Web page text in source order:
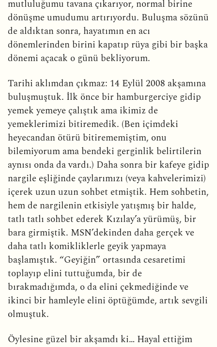
mutluluğumu tavana çıkarıyor, normal birine
dönüşme umudumu artırıyordu. Buluşma sözünü
de aldıktan sonra, hayatımın en acı
dönemlerinden birini kapatıp rüya gibi bir başka
dönemi açacak o günü bekliyorum.
Tarihi aklımdan çıkmaz: 14 Eylül 2008 akşamına
buluşmuştuk. İlk önce bir hamburgerciye gidip
yemek yemeye çalıştık ama ikimiz de
yemeklerimizi bitiremedik. (Ben içimdeki
heyecandan ötürü bitirememiştim, onu
bilemiyorum ama bendeki gerginlik belirtilerin
aynısı onda da vardı.) Daha sonra bir kafeye gidip
nargile eşliğinde çaylarımızı (veya kahvelerimizi)
içerek uzun uzun sohbet etmiştik. Hem sohbetin,
hem de nargilenin etkisiyle yatışmış bir halde,
tatlı tatlı sohbet ederek Kızılay’a yürümüş, bir
bara girmiştik. MSN’dekinden daha gerçek ve
daha tatlı komikliklerle geyik yapmaya
başlamıştık. “Geyiğin” ortasında cesaretimi
toplayıp elini tuttuğumda, bir de
bırakmadığımda, o da elini çekmediğinde ve
ikinci bir hamleyle elini öptüğümde, artık sevgili
olmuştuk.
Öylesine güzel bir akşamdı ki… Hayal ettiğim